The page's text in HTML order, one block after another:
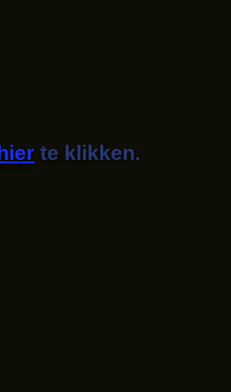
te klikken.